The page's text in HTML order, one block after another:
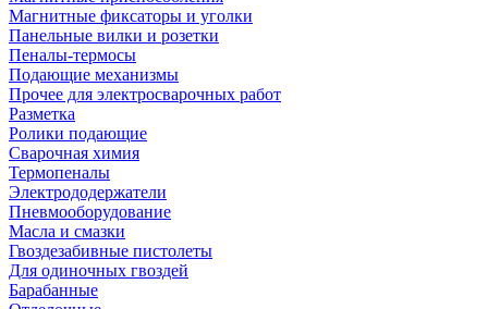
Магнитные фиксаторы и уголки
Панельные вилки и розетки
Пеналы-термосы
Подающие механизмы
Прочее для электросварочных работ
Разметка
Ролики подающие
Сварочная химия
Термопеналы
Электрододержатели
Пневмооборудование
Масла и смазки
Гвоздезабивные пистолеты
Для одиночных гвоздей
Барабанные